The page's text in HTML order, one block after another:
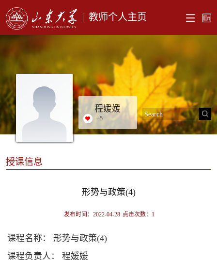
教师个人主页
程媛媛
+5
授课信息
形势与政策(4)
发布时间：2022-04-28 点击次数： 1
课程名称： 形势与政策(4)
课程负责人： 程媛媛